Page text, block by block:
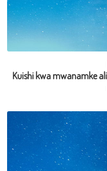
Kuishi kwa mwanamke